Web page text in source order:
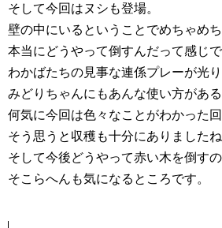
そして今回はヌシも登場。
壁の中にいるということでめちゃめち
本当にどうやって倒すんだって感じで
わかばたちの見事な連係プレーが光り
みどりちゃんにもあんな使い方がある
何気に今回は色々なことがわかった回
そう思うと収穫も十分にありましたね
そして今後どうやって赤い木を倒すの
そこらへんも気になるところです。